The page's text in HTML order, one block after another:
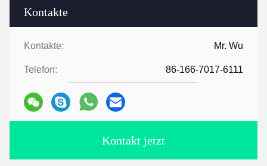
Kontakte
Kontakte: Mr. Wu
Telefon: 86-166-7017-6111
Kontakt jetzt